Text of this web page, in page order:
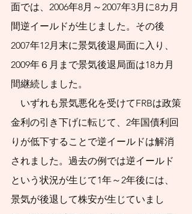
な道が見えてくるこ
とを期待します。人
口減社会の資産形成
のためのスタートブ
ックとして活用して
いただければ幸いで
す。
面では、2006年8月～2007年3月に8カ月
間逆イールドが生じました。その後
2007年12月末に景気後退局面に入り、
2009年６月まで景気後退局面は18カ月
間継続しました。
いずれも景気悪化を受けてFRBは政策
金利の引き下げに転じて、2年国債利回
りが低下することで逆イールドは解消
されました。過去の例では逆イールド
という状況が生じて1年～2年後には、
景気が後退して株安が生じていまし